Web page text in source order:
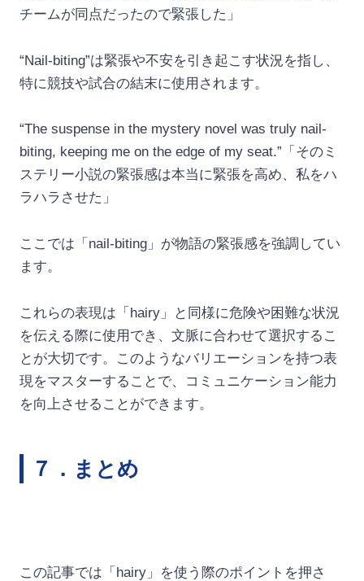
チームが同点だったので緊張した」
“Nail-biting”は緊張や不安を引き起こす状況を指し、
特に競技や試合の結末に使用されます。
“The suspense in the mystery novel was truly nail-
biting, keeping me on the edge of my seat.”「そのミ
ステリー小説の緊張感は本当に緊張を高め、私をハ
ラハラさせた」
ここでは「nail-biting」が物語の緊張感を強調してい
ます。
これらの表現は「hairy」と同様に危険や困難な状況
を伝える際に使用でき、文脈に合わせて選択するこ
とが大切です。このようなバリエーションを持つ表
現をマスターすることで、コミュニケーション能力
を向上させることができます。
７．まとめ
この記事では「hairy」を使う際のポイントを押さ